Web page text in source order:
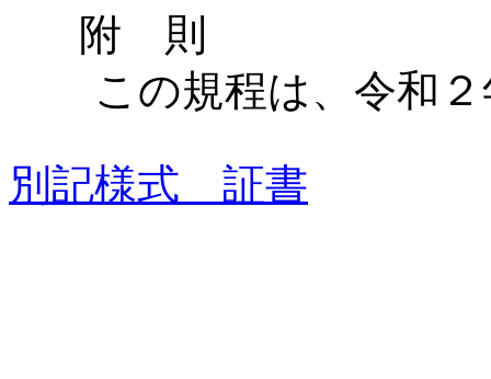
附 則
この規程は、令和２
別記様式 証書